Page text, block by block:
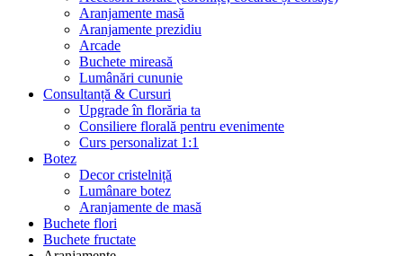
Aranjamente masă
Aranjamente prezidiu
Arcade
Buchete mireasă
Lumânări cununie
Consultanță & Cursuri
Upgrade în florăria ta
Consiliere florală pentru evenimente
Curs personalizat 1:1
Botez
Decor cristelniță
Lumânare botez
Aranjamente de masă
Buchete flori
Buchete fructate